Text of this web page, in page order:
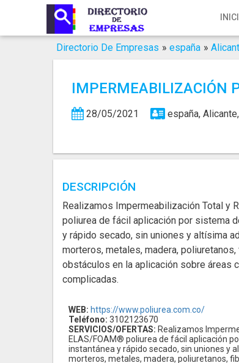
Inicio
Iniciar Sesión
Servicios SEO
Publica Tu Empresa
Directorio De Empresas » españa »
IMPERMEABILIZACIÓN
28/05/2021 españa,
DESCRIPCIÓN
Realizamos Impermeabilización Total y
poliurea de fácil aplicación por sistema
y rápido secado, sin uniones y altísima
morteros, metales, madera,
obstáculos en la aplicación sobre áreas
complicadas.
WEB: https://www.poliurea.com.co/
Teléfono: 3102123670
SERVICIOS/OFERTAS: Realizamos
ELAS/FOAM® poliurea de fácil aplicación
instantánea y rápido secado, sin uniones y
morteros, metales, madera, poliuretanos,